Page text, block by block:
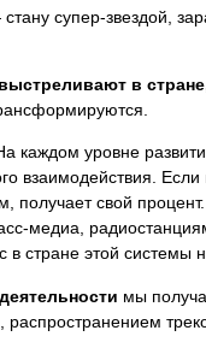
супер-звездой,
в
каждом уровне
взаимодействия.
получает свой
медиа,
в стране этой системы
мы